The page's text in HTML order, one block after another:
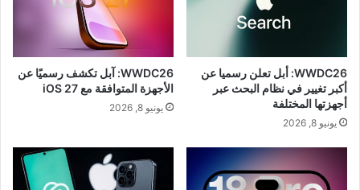
WWDC26: أبل تعلن رسميا عن
أكبر تغيير في نظام البحث عبر
أجهزتها المختلفة
يونيو 8, 2026
WWDC26: آبل تكشف رسميًا عن
الأجهزة المتوافقة مع iOS 27
يونيو 8, 2026